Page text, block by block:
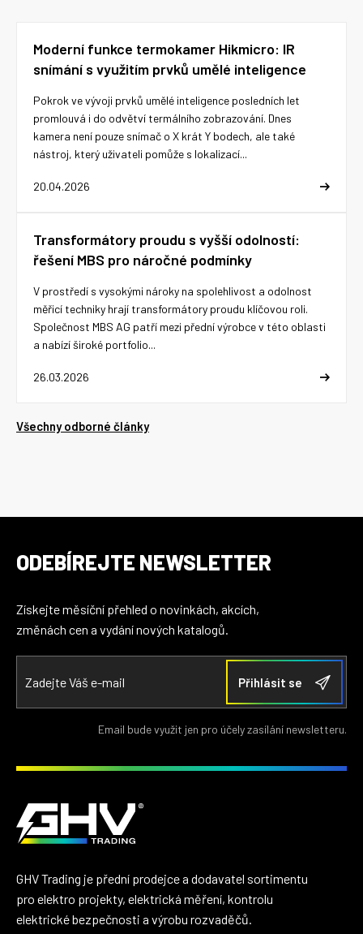
Moderní funkce termokamer Hikmicro: IR
snímání s využitím prvků umělé inteligence
20.04.2026
Pokrok ve vývoji prvků umělé inteligence posledních let
promlouvá i do odvětví termálního zobrazování. Dnes
kamera není pouze snímač o X krát Y bodech, ale také
nástroj, který uživateli pomůže s lokalizací...
Transformátory proudu s vyšší odolností:
řešení MBS pro náročné podmínky
26.03.2026
V prostředí s vysokými nároky na spolehlivost a odolnost
měřicí techniky hrají transformátory proudu klíčovou roli.
Společnost MBS AG patří mezi přední výrobce v této oblasti
a nabízí široké portfolio...
Všechny odborné články
ODEBÍREJTE NEWSLETTER
Získejte měsíční přehled o novinkách, akcích,
změnách cen a vydání nových katalogů.
Email bude využit jen pro účely zasílání newsletteru.
GHV Trading je přední prodejce a dodavatel sortimentu
pro elektro projekty, elektrická měření, kontrolu
elektrické bezpečnosti a výrobu rozvaděčů.